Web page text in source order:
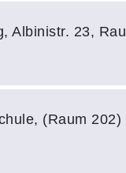
Albinistr. 23,
(Raum 202)